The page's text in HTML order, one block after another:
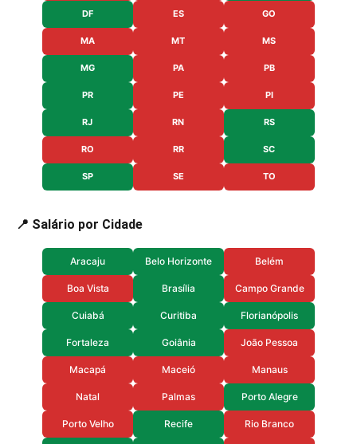
DF ES GO
MA MT MS
MG PA PB
PR PE PI
RJ RN RS
RO RR SC
SP SE TO
📍 Salário por Cidade
Aracaju Belo Horizonte Belém
Boa Vista Brasília Campo Grande
Cuiabá Curitiba Florianópolis
Fortaleza Goiânia João Pessoa
Macapá Maceió Manaus
Natal Palmas Porto Alegre
Porto Velho Recife Rio Branco